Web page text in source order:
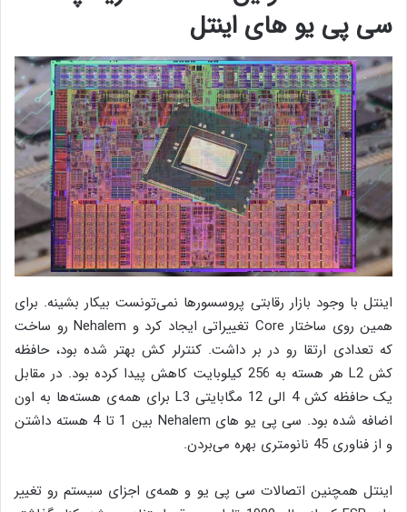
سی پی یو های اینتل
اینتل با وجود بازار رقابتی پروسسورها نمی‌تونست بیکار بشینه. برای
همین روی ساختار Core تغییراتی ایجاد کرد و Nehalem رو ساخت
که تعدادی ارتقا رو در بر داشت. کنترلر کش بهتر شده بود، حافظه
کش L2 هر هسته به 256 کیلوبایت کاهش پیدا کرده بود. در مقابل
یک حافظه کش 4 الی 12 مگابایتی L3 برای همه‌ی هسته‌ها به اون
اضافه شده بود. سی پی یو های Nehalem بین 1 تا 4 هسته داشتن
و از فناوری 45 نانومتری بهره می‌بردن.
اینتل همچنین اتصالات سی پی یو و همه‌ی اجزای سیستم رو تغییر